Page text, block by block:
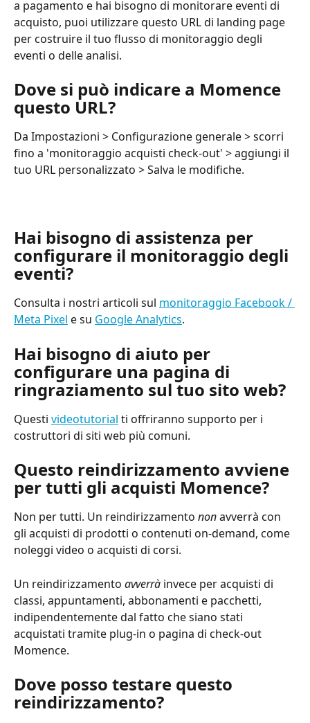
a pagamento e hai bisogno di monitorare eventi di
acquisto, puoi utilizzare questo URL di landing page
per costruire il tuo flusso di monitoraggio degli
eventi o delle analisi.
Dove si può indicare a Momence
questo URL?
Da Impostazioni > Configurazione generale > scorri
fino a 'monitoraggio acquisti check-out' > aggiungi il
tuo URL personalizzato > Salva le modifiche.
Hai bisogno di assistenza per
configurare il monitoraggio degli
eventi?
Consulta i nostri articoli sul monitoraggio Facebook /
Meta Pixel e su Google Analytics.
Hai bisogno di aiuto per
configurare una pagina di
ringraziamento sul tuo sito web?
Questi videotutorial ti offriranno supporto per i
costruttori di siti web più comuni.
Questo reindirizzamento avviene
per tutti gli acquisti Momence?
Non per tutti. Un reindirizzamento non avverrà con
gli acquisti di prodotti o contenuti on-demand, come
noleggi video o acquisti di corsi.
Un reindirizzamento avverrà invece per acquisti di
classi, appuntamenti, abbonamenti e pacchetti,
indipendentemente dal fatto che siano stati
acquistati tramite plug-in o pagina di check-out
Momence.
Dove posso testare questo
reindirizzamento?